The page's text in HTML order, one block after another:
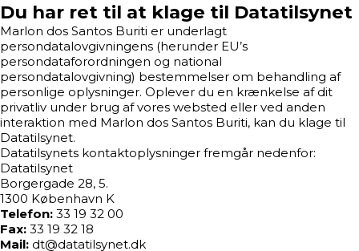
Du har ret til at klage til Datatilsynet
Marlon dos Santos Buriti er underlagt
persondatalovgivningens (herunder EU’s
persondataforordningen og national
persondatalovgivning) bestemmelser om behandling af
personlige oplysninger. Oplever du en krænkelse af dit
privatliv under brug af vores websted eller ved anden
interaktion med Marlon dos Santos Buriti, kan du klage til
Datatilsynet.
Datatilsynets kontaktoplysninger fremgår nedenfor:
Datatilsynet
Borgergade 28, 5.
1300 København K
Telefon: 33 19 32 00
Fax: 33 19 32 18
Mail: dt@datatilsynet.dk